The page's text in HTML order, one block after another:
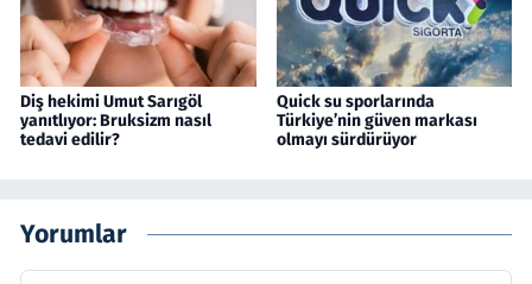
Diş hekimi Umut Sarıgöl
yanıtlıyor: Bruksizm nasıl
tedavi edilir?
Quick su sporlarında
Türkiye’nin güven markası
olmayı sürdürüyor
Yorumlar